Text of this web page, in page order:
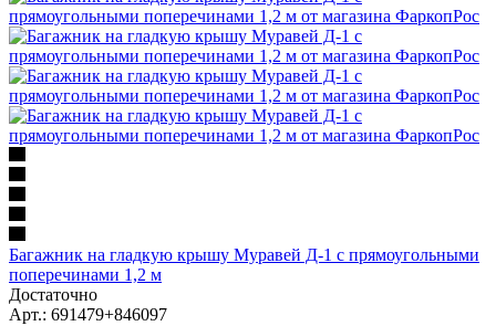
Багажник на гладкую крышу Муравей Д-1 с прямоугольными
поперечинами 1,2 м
Достаточно
Арт.: 691479+846097